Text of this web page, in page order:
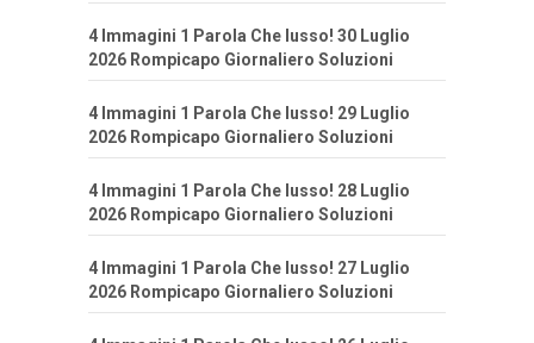
4 Immagini 1 Parola Che lusso! 30 Luglio
2026 Rompicapo Giornaliero Soluzioni
4 Immagini 1 Parola Che lusso! 29 Luglio
2026 Rompicapo Giornaliero Soluzioni
4 Immagini 1 Parola Che lusso! 28 Luglio
2026 Rompicapo Giornaliero Soluzioni
4 Immagini 1 Parola Che lusso! 27 Luglio
2026 Rompicapo Giornaliero Soluzioni